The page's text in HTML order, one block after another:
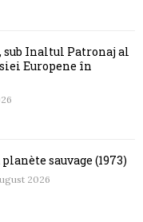
sub Înaltul Patronaj al
Europene în
sauvage (1973)
2026